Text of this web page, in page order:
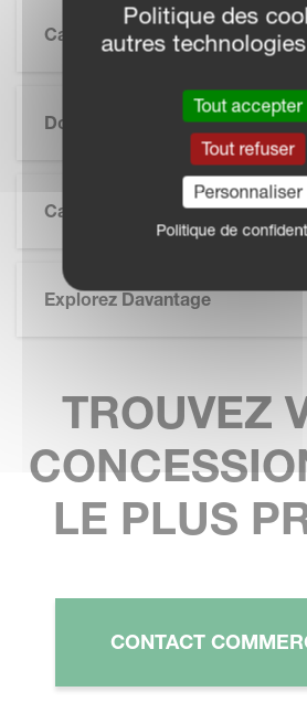
Caractéristiques
Documentation
Caractéristiques Techniques
Explorez Davantage
TROUVEZ
LE PLUS
CONTACT
Politique des
autres
Tout accepter
Tout refuser
Personnaliser
Politique de